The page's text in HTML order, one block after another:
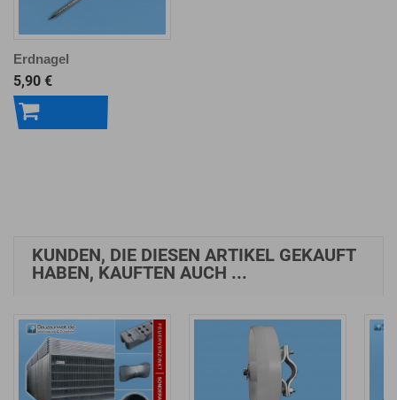
Erdnagel
5,90 €
KUNDEN, DIE DIESEN ARTIKEL GEKAUFT
HABEN, KAUFTEN AUCH ...